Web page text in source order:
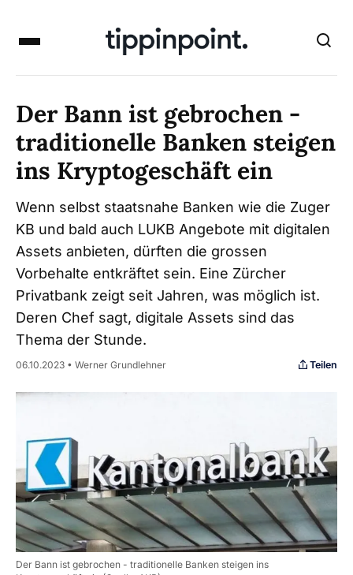
Der Bann ist gebrochen -
traditionelle Banken steigen
ins Kryptogeschäft ein
Wenn selbst staatsnahe Banken wie die Zuger
KB und bald auch LUKB Angebote mit digitalen
Assets anbieten, dürften die grossen
Vorbehalte entkräftet sein. Eine Zürcher
Privatbank zeigt seit Jahren, was möglich ist.
Deren Chef sagt, digitale Assets sind das
Thema der Stunde.
06.10.2023 • Werner Grundlehner Teilen
Der Bann ist gebrochen - traditionelle Banken steigen ins